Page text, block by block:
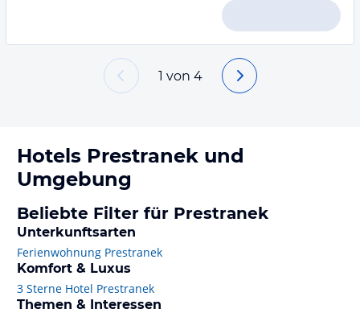
1 von 4
Hotels Prestranek und
Umgebung
Beliebte Filter für Prestranek
Unterkunftsarten
Ferienwohnung Prestranek
Komfort & Luxus
3 Sterne Hotel Prestranek
Themen & Interessen